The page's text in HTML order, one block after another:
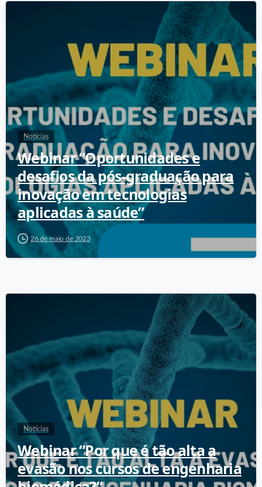
Notícias
Webinar “Oportunidades e
desafios da pós-graduação para
inovação em tecnologias
aplicadas à saúde”
26 de maio de 2023
Notícias
Webinar “Por que é tão alta a
evasão nos cursos de engenharia